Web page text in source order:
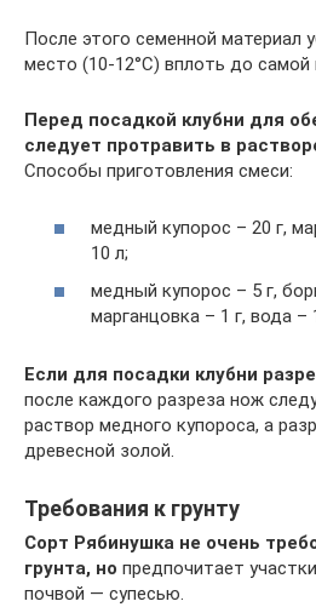
После этого семенной материал
место (10-12°С) вплоть до самой
Перед посадкой клубни для
следует протравить в
Способы приготовления смеси:
медный купорос – 20 г,
10 л;
медный купорос – 5 г,
марганцовка – 1 г, вода –
Если для посадки клубни
после каждого разреза нож
раствор медного купороса, а
древесной золой.
Требования к грунту
Сорт Рябинушка не очень
грунта, но предпочитает
почвой — супесью.